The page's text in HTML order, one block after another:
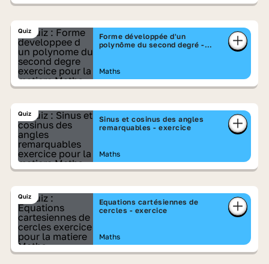
Quiz
Forme développée d'un
polynôme du second degré -
Maths
Quiz
Sinus et cosinus des angles
remarquables - exercice
Maths
Quiz
Equations cartésiennes de
cercles - exercice
Maths